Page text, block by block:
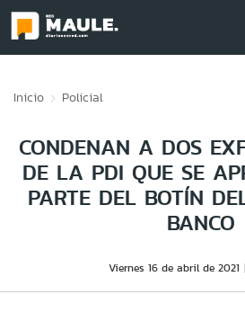
Inicio Policial
CONDENAN A DOS
DE LA PDI QUE SE
PARTE DEL BOTÍN
BANCO
Viernes 16 de abril de 2021